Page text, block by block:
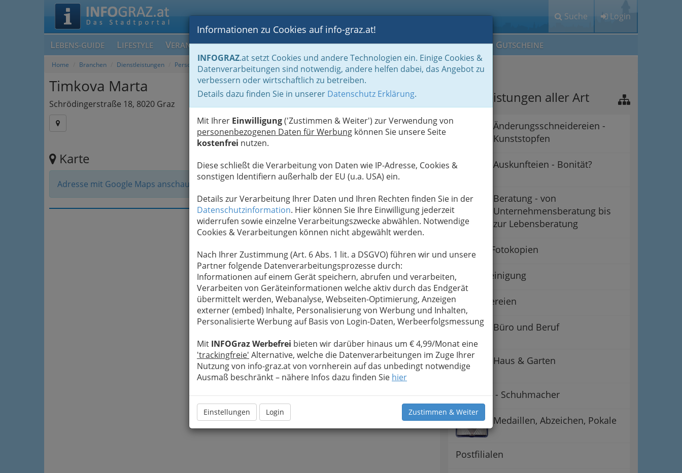
Suche Login
LEBENS-GUIDE LIFESTYLE VERANSTALTUNGEN BLOGS FOTOS GASTRONOMIE BRANCHEN MEIN IG GUTSCHEINE
Informationen zu Cookies auf info-graz.at!
INFOGRAZ.at setzt Cookies und andere Technologien ein. Einige Cookies &
Datenverarbeitungen sind notwendig, andere helfen dabei, das Angebot zu
verbessern oder wirtschaftlich zu betreiben.
Details dazu finden Sie in unserer Datenschutz Erklärung.
Mit Ihrer Einwilligung('Zustimmen & Weiter') zur Verwendung von
personenbezogenen Daten für Werbung können Sie unsere Seite
kostenfrei nutzen.
Diese schließt die Verarbeitung von Daten wie IP-Adresse, Cookies &
sonstigen Identifiern außerhalb der EU (u.a. USA) ein.
Details zur Verarbeitung Ihrer Daten und Ihren Rechten finden Sie in der
Datenschutzinformation. Hier können Sie Ihre Einwilligung jederzeit
widerrufen sowie einzelne Verarbeitungszwecke abwählen. Notwendige
Cookies & Verarbeitungen können nicht abgewählt werden.
Nach Ihrer Zustimmung (Art. 6 Abs. 1 lit. a DSGVO) führen wir und unsere
Partner folgende Datenverarbeitungsprozesse durch:
Informationen auf einem Gerät speichern, abrufen und verarbeiten,
Verarbeiten von Geräteinformationen welche aktiv durch das Endgerät
übermittelt werden, Webanalyse, Webseiten-Optimierung, Anzeigen
externer (embed) Inhalte, Personalisierung von Werbung und Inhalten,
Personalisierte Werbung auf Basis von Login-Daten, Werbeerfolgsmessung
Mit INFOGraz Werbefrei bieten wir darüber hinaus um € 4,99/Monat eine
'trackingfreie' Alternative, welche die Datenverarbeitungen im Zuge Ihrer
Nutzung von info-graz.at von vornherein auf das unbedingt notwendige
Ausmaß beschränkt – nähere Infos dazu finden Sie hier
Einstellungen Login Zustimmen & Weiter
Home Branchen Dienstleistungen Personenbetreuer
Timkova Marta
Schrödingerstraße 18, 8020 Graz
Karte
Adresse mit Google Maps anschauen
Dienstleistungen aller Art
Änderungsschneidereien -
Kunststopfen
Auskunfteien - Bonität?
Beratung - von
Unternehmensberatung bis
zur Lebensberatung
Fotos & Fotokopien
Kleiderreinigung
Schneidereien
Büro und Beruf
Haus & Garten
Schuster - Schuhmacher
Medaillen, Abzeichen, Pokale
Postfilialen